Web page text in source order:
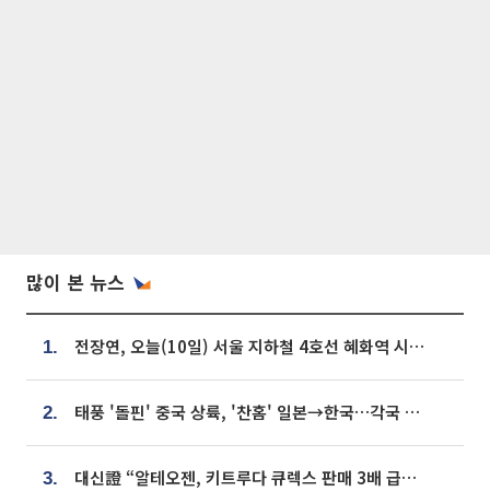
많이 본 뉴스
1. 전장연, 오늘(10일) 서울 지하철 4호선 혜화역 시위…1호선 용산역 무정차
2. 태풍 '돌핀' 중국 상륙, '찬홈' 일본→한국…각국 기상청 예상 경로는?
3. 대신證 “알테오젠, 키트루다 큐렉스 판매 3배 급증…목표가 41만원 상향”